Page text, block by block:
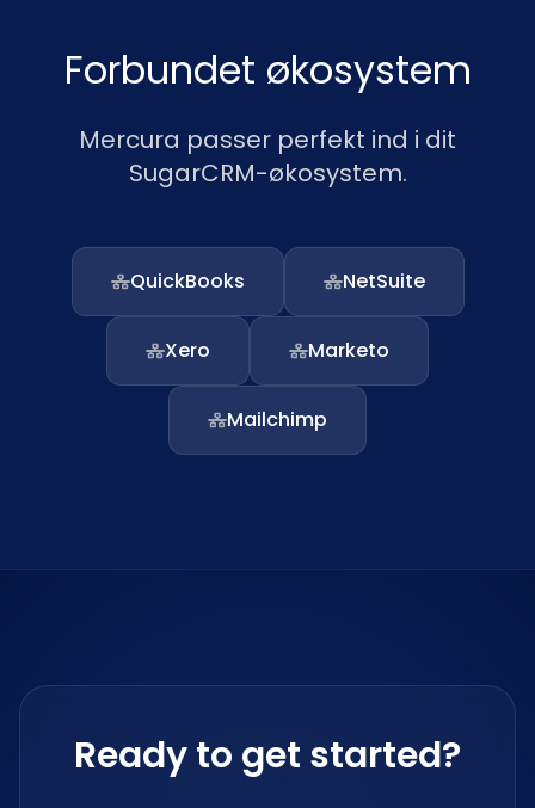
Forbundet økosystem
Mercura passer perfekt ind i dit
SugarCRM-økosystem.
QuickBooks NetSuite
Xero Marketo
Mailchimp
Ready to get started?